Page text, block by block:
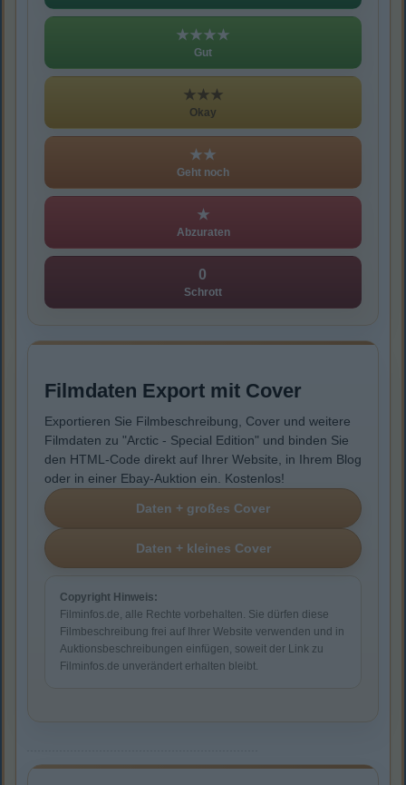
★★★★
Gut
★★★
Okay
★★
Geht noch
★
Abzuraten
0
Schrott
Filmdaten Export mit Cover
Exportieren Sie Filmbeschreibung, Cover und weitere
Filmdaten zu "Arctic - Special Edition" und binden Sie
den HTML-Code direkt auf Ihrer Website, in Ihrem Blog
oder in einer Ebay-Auktion ein. Kostenlos!
Copyright Hinweis:
Filminfos.de, alle Rechte vorbehalten. Sie dürfen diese
Filmbeschreibung frei auf Ihrer Website verwenden und in
Auktionsbeschreibungen einfügen, soweit der Link zu
Filminfos.de unverändert erhalten bleibt.